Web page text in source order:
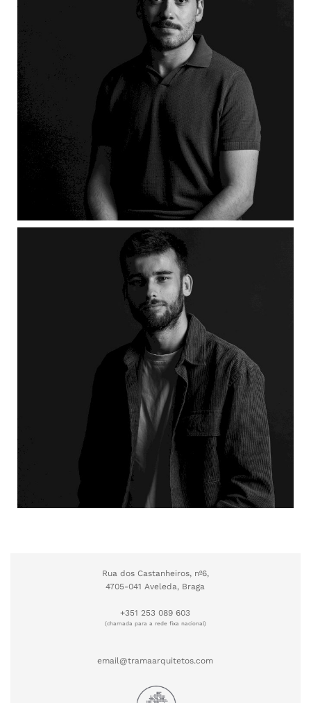
Rua dos Castanheiros, nº6,
4705-041 Aveleda, Braga
+351 253 089 603
(chamada para a rede fixa nacional)
email@tramaarquitetos.com